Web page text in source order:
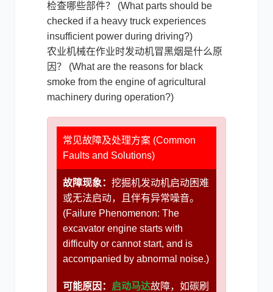
检查哪些部件？ (What parts should be
checked if a heavy truck experiences
insufficient power during driving?)
农业机械在作业时发动机冒黑烟是什么原
因？ (What are the reasons for black
smoke from the engine of agricultural
machinery during operation?)
常见故障及处理方案 (Common
Faults and Solutions)
故障现象： 挖掘机发动机启动困难
或无法启动，且伴有异常噪音。
(Failure Phenomenon: The
excavator engine starts with
difficulty or cannot start, and is
accompanied by abnormal noise.)
可能原因： 启动马达故障，如碳刷